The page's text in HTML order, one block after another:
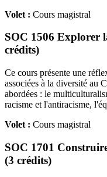
Volet : Cours magistral
SOC 1506 Explorer
crédits)
Ce cours présente une
associées à la diversité au
abordées : le
racisme et l'antiracisme,
Volet : Cours magistral
SOC 1701
(3 crédits)